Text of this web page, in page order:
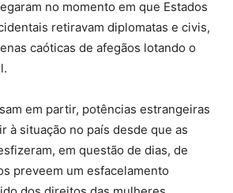
no momento em que Estados
retiravam diplomatas e civis,
caóticas de afegãos lotando o
em partir, potências estrangeiras
à situação no país desde que as
em questão de dias, de
preveem um esfacelamento